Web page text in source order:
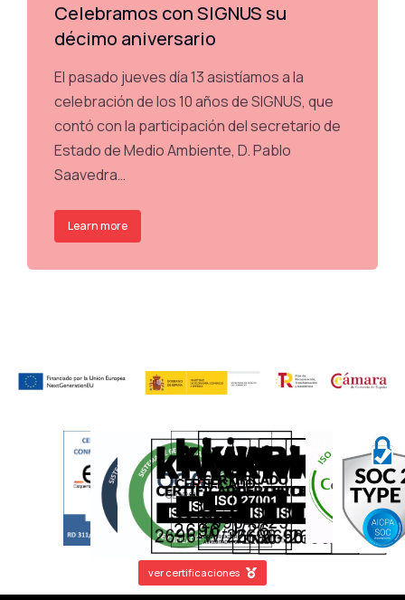
Celebramos con SIGNUS su
décimo aniversario
El pasado jueves día 13 asistíamos a la
celebración de los 10 años de SIGNUS, que
contó con la participación del secretario de
Estado de Medio Ambiente, D. Pablo
Saavedra…
Learn more
ver certificaciones